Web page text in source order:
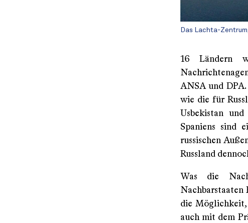
Das Lachta-Zentrum
16 Ländern
ANSA und
wie die für
Usbekistan
Spaniens sind
russischen
Russland
Was die
Nachbarstaaten
die Möglichkeit,
auch mit dem